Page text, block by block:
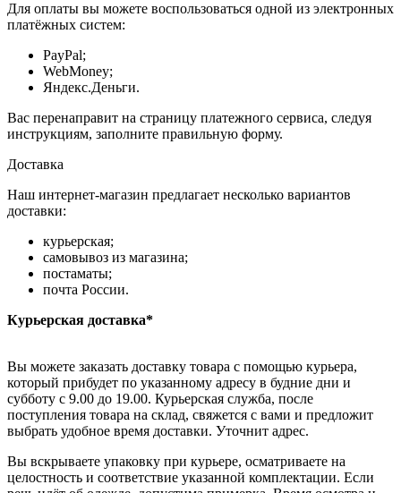
Для оплаты вы можете воспользоваться одной из электронных
платёжных систем:
PayPal;
WebMoney;
Яндекс.Деньги.
Вас перенаправит на страницу платежного сервиса, следуя
инструкциям, заполните правильную форму.
Доставка
Наш интернет-магазин предлагает несколько вариантов
доставки:
курьерская;
самовывоз из магазина;
постаматы;
почта России.
Курьерская доставка*
Вы можете заказать доставку товара с помощью курьера,
который прибудет по указанному адресу в будние дни и
субботу с 9.00 до 19.00. Курьерская служба, после
поступления товара на склад, свяжется с вами и предложит
выбрать удобное время доставки. Уточнит адрес.
Вы вскрываете упаковку при курьере, осматриваете на
целостность и соответствие указанной комплектации. Если